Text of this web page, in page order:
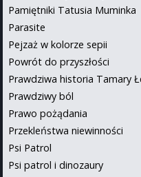
Pamiętniki Tatusia Muminka
Parasite
Pejzaż w kolorze sepii
Powrót do przyszłości
Prawdziwa historia Tamary
Prawdziwy ból
Prawo pożądania
Przekleństwa niewinności
Psi Patrol
Psi patrol i dinozaury